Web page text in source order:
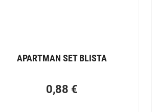
APARTMAN SET BLISTA
0,88 €